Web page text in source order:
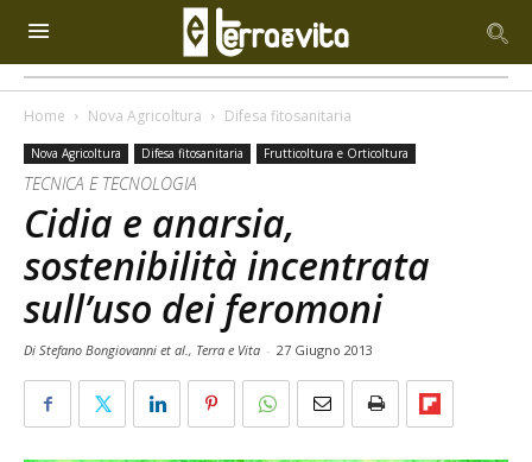
Home Nova Agricoltura Difesa fitosanitaria
Nova Agricoltura Difesa fitosanitaria Frutticoltura e Orticoltura
TECNICA E TECNOLOGIA
Cidia e anarsia,
sostenibilità incentrata
sull’uso dei feromoni
Di Stefano Bongiovanni et al., Terra e Vita - 27 Giugno 2013